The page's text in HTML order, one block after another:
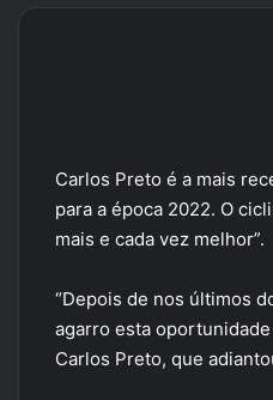
Carlos Preto é a mais
para a época 2022. O
mais e cada vez melhor”.
“Depois de nos últimos
agarro esta
Carlos Preto, que